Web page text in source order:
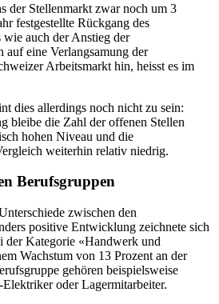
der Stellenmarkt zwar noch um 3
festgestellte Rückgang des
auch der Anstieg der
auf eine Verlangsamung der
Arbeitsmarkt hin, heisst es im
dies allerdings noch nicht zu sein:
bleibe die Zahl der offenen Stellen
hohen Niveau und die
weiterhin relativ niedrig.
Berufsgruppen
zwischen den
positive Entwicklung zeichnete sich
der Kategorie «Handwerk und
Wachstum von 13 Prozent an der
gehören beispielsweise
oder Lagermitarbeiter.